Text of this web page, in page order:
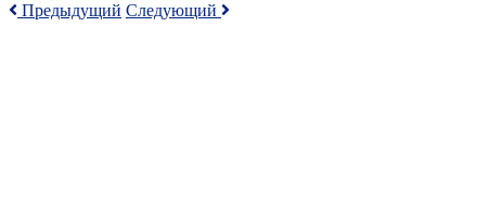
Предыдущий Следующий